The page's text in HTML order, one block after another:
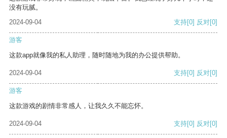
没有玩腻。
2024-09-04
支持[0] 反对[0]
游客
这款app就像我的私人助理，随时随地为我的办公提供帮助。
2024-09-04 支持[0] 反对[0]
游客
这款游戏的剧情非常感人，让我久久不能忘怀。
2024-09-04 支持[0] 反对[0]